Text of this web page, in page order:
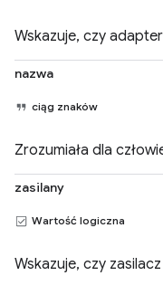
Wskazuje, czy
nazwa
ciąg znaków
Zrozumiała dla
zasilany
Wartość logiczna
Wskazuje, czy